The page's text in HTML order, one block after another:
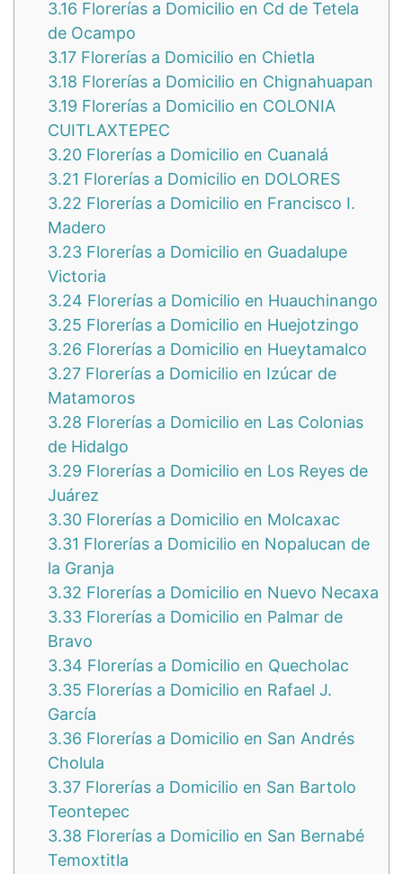
3.16 Florerías a Domicilio en Cd de Tetela
de Ocampo
3.17 Florerías a Domicilio en Chietla
3.18 Florerías a Domicilio en Chignahuapan
3.19 Florerías a Domicilio en COLONIA
CUITLAXTEPEC
3.20 Florerías a Domicilio en Cuanalá
3.21 Florerías a Domicilio en DOLORES
3.22 Florerías a Domicilio en Francisco I.
Madero
3.23 Florerías a Domicilio en Guadalupe
Victoria
3.24 Florerías a Domicilio en Huauchinango
3.25 Florerías a Domicilio en Huejotzingo
3.26 Florerías a Domicilio en Hueytamalco
3.27 Florerías a Domicilio en Izúcar de
Matamoros
3.28 Florerías a Domicilio en Las Colonias
de Hidalgo
3.29 Florerías a Domicilio en Los Reyes de
Juárez
3.30 Florerías a Domicilio en Molcaxac
3.31 Florerías a Domicilio en Nopalucan de
la Granja
3.32 Florerías a Domicilio en Nuevo Necaxa
3.33 Florerías a Domicilio en Palmar de
Bravo
3.34 Florerías a Domicilio en Quecholac
3.35 Florerías a Domicilio en Rafael J.
García
3.36 Florerías a Domicilio en San Andrés
Cholula
3.37 Florerías a Domicilio en San Bartolo
Teontepec
3.38 Florerías a Domicilio en San Bernabé
Temoxtitla